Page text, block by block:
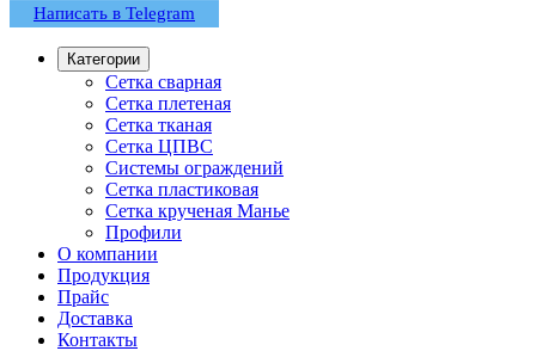
Написать в Telegram
Категории
Сетка сварная
Сетка плетеная
Сетка тканая
Сетка ЦПВС
Системы ограждений
Сетка пластиковая
Сетка крученая Манье
Профили
О компании
Продукция
Прайс
Доставка
Контакты